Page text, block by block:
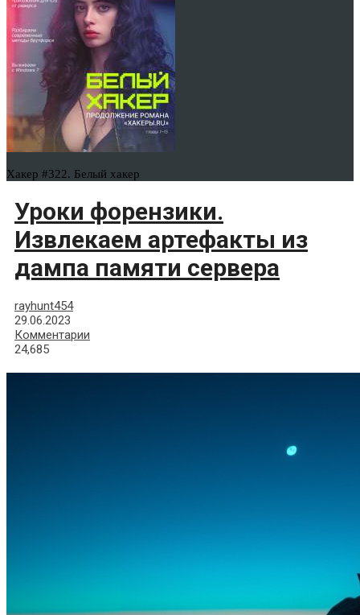
Хакер #322. Белый хакер
Уроки форензики.
Извлекаем артефакты из
дампа памяти сервера
rayhunt454
29.06.2023
Комментарии
24,685